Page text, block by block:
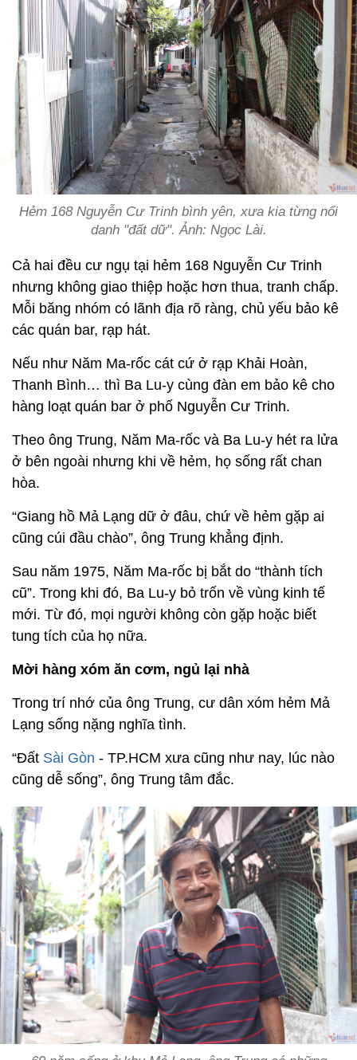
Hẻm 168 Nguyễn Cư Trinh bình yên, xưa kia từng nổi
danh "đất dữ". Ảnh: Ngọc Lài.
Cả hai đều cư ngụ tại hẻm 168 Nguyễn Cư Trinh
nhưng không giao thiệp hoặc hơn thua, tranh chấp.
Mỗi băng nhóm có lãnh địa rõ ràng, chủ yếu bảo kê
các quán bar, rạp hát.
Nếu như Năm Ma-rốc cát cứ ở rạp Khải Hoàn,
Thanh Bình… thì Ba Lu-y cùng đàn em bảo kê cho
hàng loạt quán bar ở phố Nguyễn Cư Trinh.
Theo ông Trung, Năm Ma-rốc và Ba Lu-y hét ra lửa
ở bên ngoài nhưng khi về hẻm, họ sống rất chan
hòa.
“Giang hồ Mả Lạng dữ ở đâu, chứ về hẻm gặp ai
cũng cúi đầu chào”, ông Trung khẳng định.
Sau năm 1975, Năm Ma-rốc bị bắt do “thành tích
cũ”. Trong khi đó, Ba Lu-y bỏ trốn về vùng kinh tế
mới. Từ đó, mọi người không còn gặp hoặc biết
tung tích của họ nữa.
Mời hàng xóm ăn cơm, ngủ lại nhà
Trong trí nhớ của ông Trung, cư dân xóm hẻm Mả
Lạng sống nặng nghĩa tình.
“Đất Sài Gòn - TP.HCM xưa cũng như nay, lúc nào
cũng dễ sống”, ông Trung tâm đắc.